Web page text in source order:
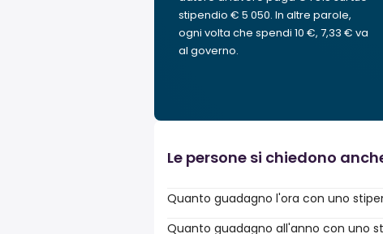
stipendio € 5 050. In altre parole,
ogni volta che spendi 10 €, 7,33 € va
al governo.
Le persone si chiedono
Quanto guadagno l'ora con uno
Quanto guadagno all'anno con uno